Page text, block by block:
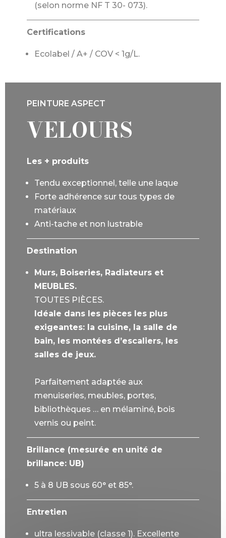
(selon norme NF T 30- 073).
Certifications
Ecolabel / A+ / COV < 1g/L.
PEINTURE ASPECT
VELOURS
Les + produits
Tendu exceptionnel, telle une laque
Forte adhérence sur tous types de
matériaux
Anti-tache et non lustrable
Destination
Murs, Boiseries, Radiateurs et
MEUBLES.
TOUTES PIÈCES.
Idéale dans les pièces les plus
exigeantes: la cuisine, la salle de
bain, les montées d’escaliers, les
salles de jeux.
Parfaitement adaptée aux
menuiseries, meubles, portes,
bibliothèques … en mélaminé, bois
vernis ou peint.
Brillance (mesurée en unité de
brillance: UB)
5 à 8 UB sous 60° et 85°.
Entretien
ultra lessivable (classe 1). Excellente